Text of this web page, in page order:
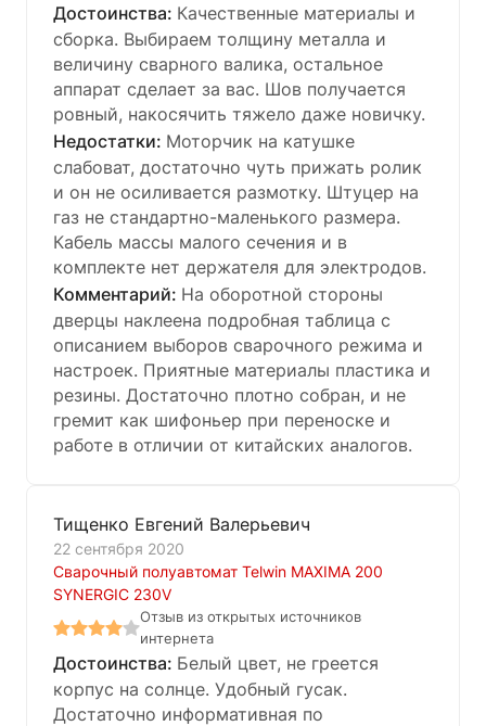
Качественные материалы и
сборка. Выбираем толщину металла и
величину сварного валика, остальное
аппарат сделает за вас. Шов получается
ровный, накосячить тяжело даже новичку.
Моторчик на катушке
слабоват, достаточно чуть прижать ролик
и он не осиливается размотку. Штуцер на
газ не стандартно-маленького размера.
Кабель массы малого сечения и в
комплекте нет держателя для электродов.
На оборотной стороны
дверцы наклеена подробная таблица с
описанием выборов сварочного режима и
настроек. Приятные материалы пластика и
резины. Достаточно плотно собран, и не
гремит как шифоньер при переноске и
работе в отличии от китайских аналогов.
Тищенко Евгений Валерьевич
22 сентября 2020
Сварочный полуавтомат Telwin MAXIMA 200
SYNERGIC 230V
Отзыв из открытых источников
интернета
Белый цвет, не греется
корпус на солнце. Удобный гусак.
Достаточно информативная по